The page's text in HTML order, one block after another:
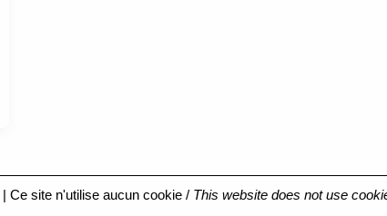
| Ce site n'utilise aucun cookie / This website does not use